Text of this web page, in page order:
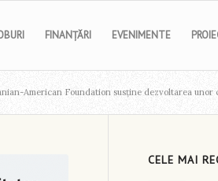
FINANȚĂRI EVENIMENTE
American Foundation susține dezvoltarea
CELE MAI